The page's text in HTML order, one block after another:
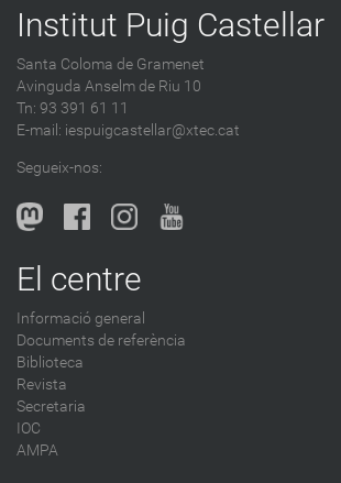
Institut Puig Castellar
Santa Coloma de Gramenet
Avinguda Anselm de Riu 10
Tn: 93 391 61 11
E-mail: iespuigcastellar@xtec.cat
Segueix-nos:
El centre
Informació general
Documents de referència
Biblioteca
Revista
Secretaria
IOC
AMPA